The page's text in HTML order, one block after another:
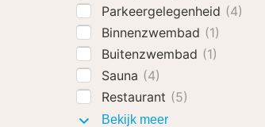
Parkeergelegenheid (4)
Binnenzwembad (1)
Buitenzwembad (1)
Sauna (4)
Restaurant (5)
Bekijk meerFaciliteiten